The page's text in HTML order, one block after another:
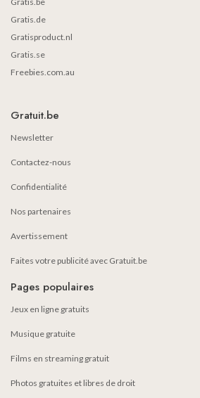
Gratis.de
Gratisproduct.nl
Gratis.se
Freebies.com.au
Gratuit.be
Newsletter
Contactez-nous
Confidentialité
Nos partenaires
Avertissement
Faites votre publicité avec Gratuit.be
Pages populaires
Jeux en ligne gratuits
Musique gratuite
Films en streaming gratuit
Photos gratuites et libres de droit